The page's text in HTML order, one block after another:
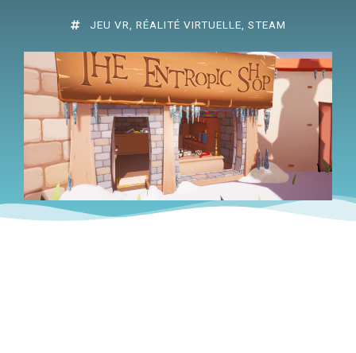
JEU VR RÉALITÉ VIRTUELLE STEAM